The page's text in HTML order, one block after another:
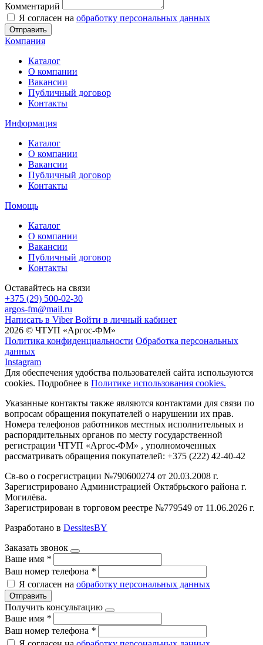
Комментарий
Я согласен на обработку персональных данных
Отправить
Компания
Каталог
О компании
Вакансии
Публичный договор
Контакты
Информация
Каталог
О компании
Вакансии
Публичный договор
Контакты
Помощь
Каталог
О компании
Вакансии
Публичный договор
Контакты
Оставайтесь на связи
+375 (29) 500-02-30
argos-fm@mail.ru
Написать в Viber Войти в личный кабинет
2026 © ЧТУП «Аргос-ФМ»
Политика конфиденциальности Обработка персональных
данных
Instagram
Для обеспечения удобства пользователей сайта используются
cookies. Подробнее в Политике использования cookies.
Указанные контакты также являются контактами для связи по
вопросам обращения покупателей о нарушении их прав.
Номера телефонов работников местных исполнительных и
распорядительных органов по месту государственной
регистрации ЧТУП «Аргос-ФМ» , уполномоченных
рассматривать обращения покупателей: +375 (222) 42-40-42
Св-во о госрегистрации №790600274 от 20.03.2008 г.
Зарегистрировано Администрацией Октябрьского района г.
Могилёва.
Зарегистрирован в торговом реестре №779549 от 11.06.2026 г.
Разработано в DessitesBY
Заказать звонок
Ваше имя *
Ваш номер телефона *
Я согласен на обработку персональных данных
Отправить
Получить консультацию
Ваше имя *
Ваш номер телефона *